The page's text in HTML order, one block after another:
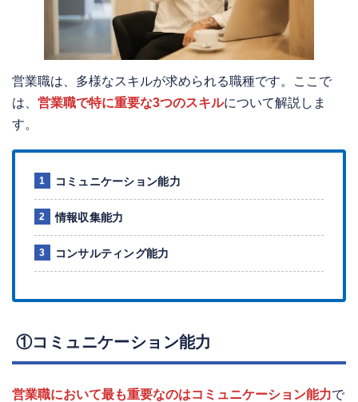
営業職は、多様なスキルが求められる職種です。ここで
は、 営業職で特に重要な3つのスキルについて解説しま
す。
コミュニケーション能力
情報収集能力
コンサルティング能力
①コミュニケーション能力
営業職において最も重要なのはコミュニケーション能力で